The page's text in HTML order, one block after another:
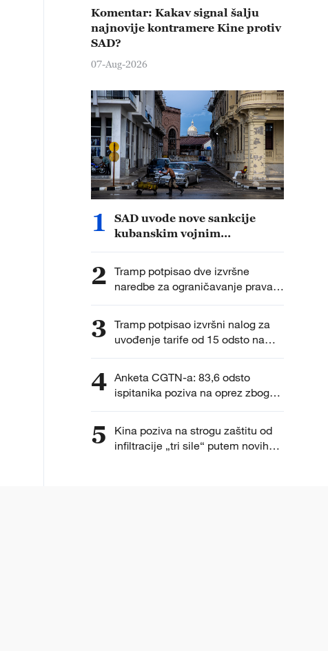
Komentar: Kakav signal šalju
najnovije kontramere Kine protiv
SAD?
07-Aug-2026
1
SAD uvode nove sankcije
kubanskim vojnim
2 Tramp potpisao dve izvršne
naredbe za ograničavanje prava
na državljanstvo po rođenju nakon
3 Tramp potpisao izvršni nalog za
uvođenje tarife od 15 odsto na
uvoz polisilicijuma
4 Anketa CGTN-a: 83,6 odsto
ispitanika poziva na oprez zbog
ubrzanog vojnog širenja Japana
5
Kina poziva na strogu zaštitu od
infiltracije „tri sile“ putem novih